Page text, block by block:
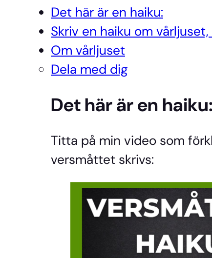
Det här är en haiku:
Skriv en haiku om vårljuset,
Om vårljuset
Dela med dig
Det här är en haiku:
Titta på min video som
versmåttet skrivs: